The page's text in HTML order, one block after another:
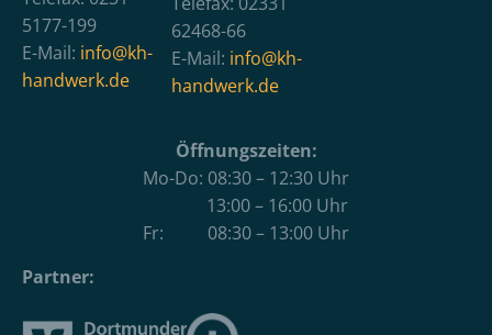
5177-199
E-Mail: info@kh-
handwerk.de
62468-66
E-Mail: info@kh-
handwerk.de
Öffnungszeiten:
Mo-Do: 08:30 – 12:30 Uhr
13:00 – 16:00 Uhr
Fr: 08:30 – 13:00 Uhr
Partner: